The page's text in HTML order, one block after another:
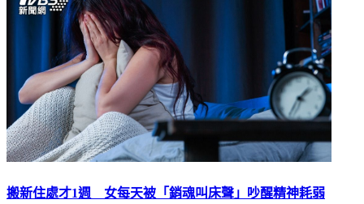
搬新住處才1週 女每天被「銷魂叫床聲」吵醒精神耗弱